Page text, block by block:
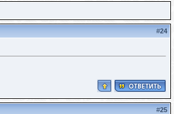
#24
#25